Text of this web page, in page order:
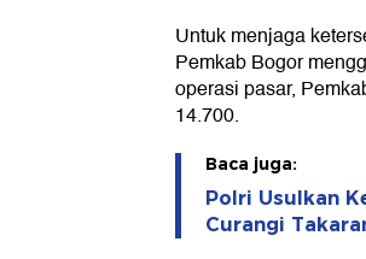
Untuk menjaga
Pemkab Bogor
operasi pasar,
14.700.
Baca juga:
Polri Usulkan
Curangi